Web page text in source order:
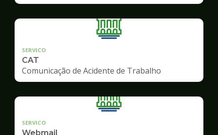
SERVICO
CAT
Comunicação de Acidente de Trabalho
SERVICO
Webmail